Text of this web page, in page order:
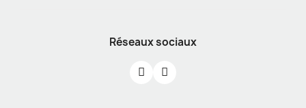
Réseaux sociaux